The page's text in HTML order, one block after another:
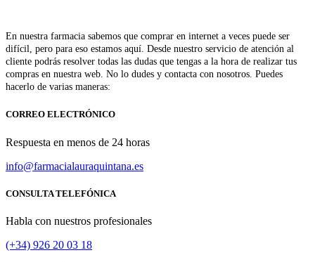
En nuestra farmacia sabemos que comprar en internet a veces puede ser
difícil, pero para eso estamos aquí. Desde nuestro servicio de atención al
cliente podrás resolver todas las dudas que tengas a la hora de realizar tus
compras en nuestra web. No lo dudes y contacta con nosotros. Puedes
hacerlo de varias maneras:
CORREO ELECTRÓNICO
Respuesta en menos de 24 horas
info@farmacialauraquintana.es
CONSULTA TELEFÓNICA
Habla con nuestros profesionales
(+34) 926 20 03 18